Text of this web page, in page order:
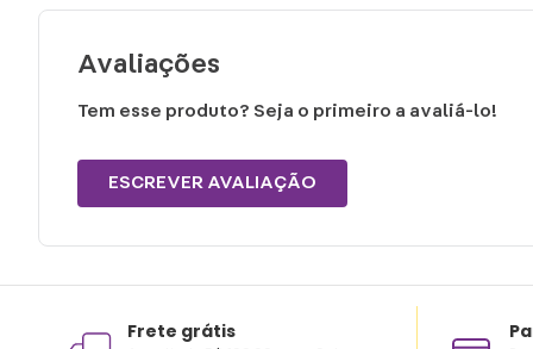
Avaliações
Tem esse produto? Seja o primeiro a avaliá-lo!
ESCREVER AVALIAÇÃO
Frete grátis